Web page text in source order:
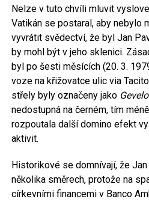
Nelze v tuto chvíli mluvit
Vatikán se postaral, aby nebylo
vyvrátit svědectví, že byl Jan
by mohl být v jeho sklenici.
byl po šesti měsících (20. 3.
voze na křižovatce ulic via
střely byly označeny jako
nedostupná na černém, tím
rozpoutala další domino efekt
aktivit.
Historikové se domnívají, že
několika směrech, protože na
církevními financemi v Banco